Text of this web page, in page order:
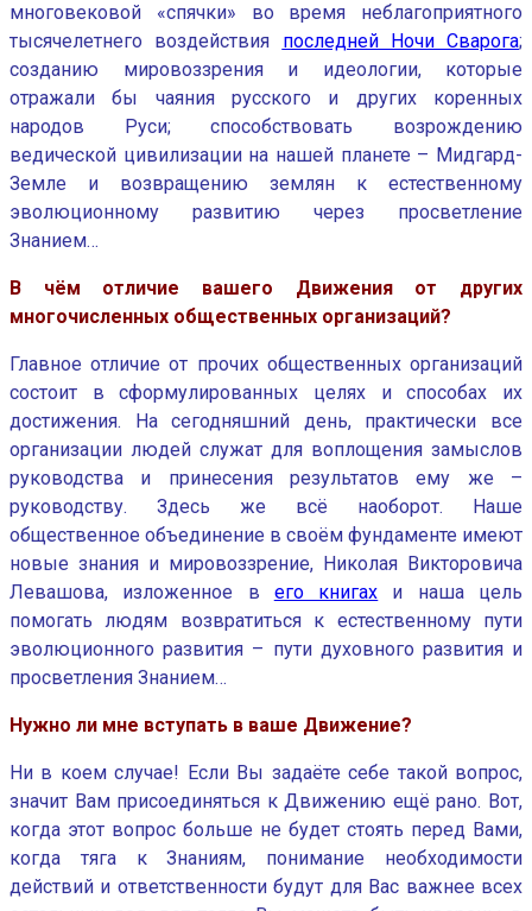
многовековой «спячки» во время неблагоприятного
тысячелетнего воздействия последней Ночи Сварога;
созданию мировоззрения и идеологии, которые
отражали бы чаяния русского и других коренных
народов Руси; способствовать возрождению
ведической цивилизации на нашей планете – Мидгард-
Земле и возвращению землян к естественному
эволюционному развитию через просветление
Знанием…
В чём отличие вашего Движения от других
многочисленных общественных организаций?
Главное отличие от прочих общественных организаций
состоит в сформулированных целях и способах их
достижения. На сегодняшний день, практически все
организации людей служат для воплощения замыслов
руководства и принесения результатов ему же –
руководству. Здесь же всё наоборот. Наше
общественное объединение в своём фундаменте имеют
новые знания и мировоззрение, Николая Викторовича
Левашова, изложенное в его книгах и наша цель
помогать людям возвратиться к естественному пути
эволюционного развития – пути духовного развития и
просветления Знанием…
Нужно ли мне вступать в ваше Движение?
Ни в коем случае! Если Вы задаёте себе такой вопрос,
значит Вам присоединяться к Движению ещё рано. Вот,
когда этот вопрос больше не будет стоять перед Вами,
когда тяга к Знаниям, понимание необходимости
действий и ответственности будут для Вас важнее всех